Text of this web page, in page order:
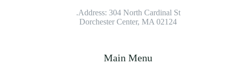
Address: 304 North Cardinal St.
Dorchester Center, MA 02124
Main Menu